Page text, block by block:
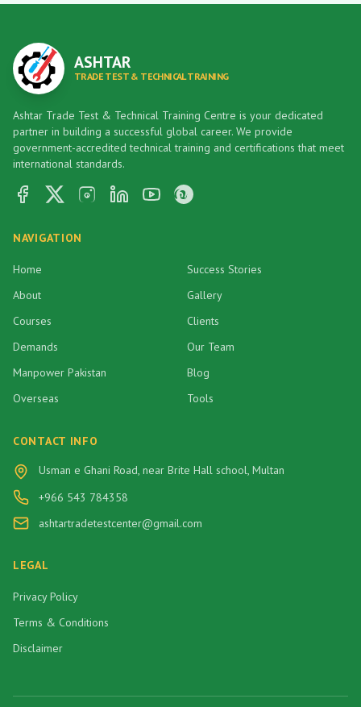
ASHTAR
TRADE TEST & TECHNICAL TRAINING
Ashtar Trade Test & Technical Training Centre is your dedicated
partner in building a successful global career. We provide
government-accredited technical training and certifications that meet
international standards.
NAVIGATION
Home
About
Courses
Demands
Manpower Pakistan
Overseas
Success Stories
Gallery
Clients
Our Team
Blog
Tools
CONTACT INFO
Usman e Ghani Road, near Brite Hall school, Multan
+966 543 784358
ashtartradetestcenter@gmail.com
LEGAL
Privacy Policy
Terms & Conditions
Disclaimer